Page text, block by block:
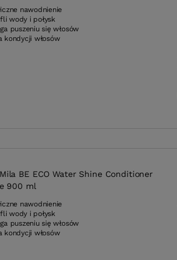
nawodnienie
wody i połysk
puszeniu się włosów
kondycji włosów
BE ECO Water Shine Conditioner
900 ml
nawodnienie
wody i połysk
puszeniu się włosów
kondycji włosów